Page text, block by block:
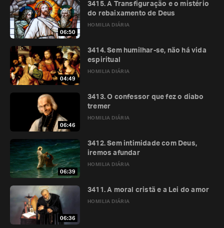
06:50
HOMILIA DIÁRIA
3415. A Transfiguração e o mistério
do rebaixamento de Deus
04:49
HOMILIA DIÁRIA
3414. Sem humilhar-se, não há vida
espiritual
06:46
HOMILIA DIÁRIA
3413. O confessor que fez o diabo
tremer
06:39
HOMILIA DIÁRIA
3412. Sem intimidade com Deus,
iremos afundar
06:36
HOMILIA DIÁRIA
3411. A moral cristã e a Lei do amor